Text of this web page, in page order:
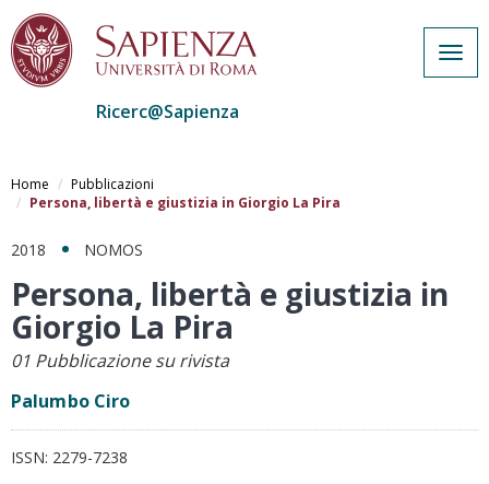
al
contenuto
Ricerc@Sapienza
Home
Pubblicazioni
Persona, libertà e giustizia in Giorgio La Pira
2018 NOMOS
Persona, libertà e giustizia in
Giorgio La Pira
01 Pubblicazione su rivista
Palumbo Ciro
ISSN: 2279-7238